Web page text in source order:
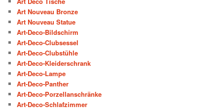
Art Nouveau Bronze
Art Nouveau Statue
Art-Deco-Bildschirm
Art-Deco-Clubsessel
Art-Deco-Clubstühle
Art-Deco-Kleiderschrank
Art-Deco-Lampe
Art-Deco-Panther
Art-Deco-Porzellanschränke
Art-Deco-Schlafzimmer